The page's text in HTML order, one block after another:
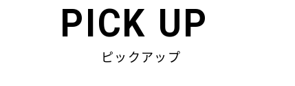
PICK UP
ピックアップ